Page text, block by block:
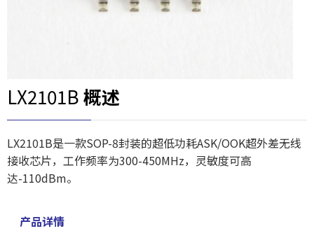
LX2101B概述
LX2101B是一款SOP-8封装的超低功耗ASK/OOK超外差无线
接收芯片，工作频率为300-450MHz，灵敏度可高
达-110dBm。
产品详情